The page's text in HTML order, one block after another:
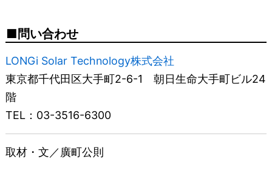
問い合わせ
LONGi Solar Technology株式会社
東京都千代田区大手町2-6-1 朝日生命大手町ビル24
階
TEL：03-3516-6300
取材・文／廣町公則